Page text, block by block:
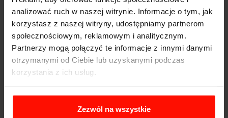
analizować ruch w naszej witrynie. Informacje o tym, jak
korzystasz z naszej witryny, udostępniamy partnerom
społecznościowym, reklamowym i analitycznym.
Partnerzy mogą połączyć te informacje z innymi danymi
otrzymanymi od Ciebie lub uzyskanymi podczas
korzystania z ich usług.
Zezwól na wszystkie
Pojemność:
2,5 l
Skrzynia biegów:
manualna
WAŻNOŚĆ
Voucher jest ważny 365 dni od daty zakupu. Voucher